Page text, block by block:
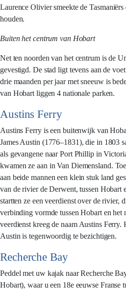
Laurence Olivier smeekte de
houden.
Buiten het centrum van Hobart
Net ten noorden van het centrum is de
gevestigd. De stad ligt tevens aan de
drie maanden per jaar met sneeuw is
van Hobart liggen 4 nationale parken.
Austins Ferry
Austins Ferry is een buitenwijk van
James Austin (1776–1831), die in 1803
als gevangene naar Port Phillip in
kwamen ze aan in Van Diemensland.
aan beide mannen een klein stuk land
van de rivier de Derwent, tussen
startten ze een veerdienst over de rivier,
verbinding vormde tussen Hobart en het
veerdienst kreeg de naam Austins Ferry.
Austin is tegenwoordig te bezichtigen.
Recherche Bay
Peddel met uw kajak naar Recherche
Hobart), waar u een 18e eeuwse